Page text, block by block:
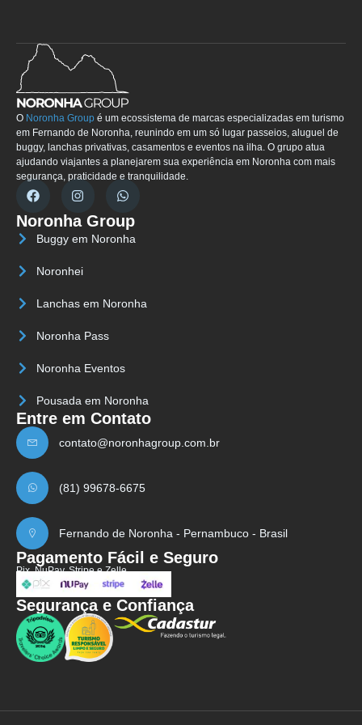
O Noronha Group é um ecossistema de marcas especializadas em turismo
em Fernando de Noronha, reunindo em um só lugar passeios, aluguel de
buggy, lanchas privativas, casamentos e eventos na ilha. O grupo atua
ajudando viajantes a planejarem sua experiência em Noronha com mais
segurança, praticidade e tranquilidade.
Noronha Group
Buggy em Noronha
Noronhei
Lanchas em Noronha
Noronha Pass
Noronha Eventos
Pousada em Noronha
Entre em Contato
contato@noronhagroup.com.br
(81) 99678-6675
Fernando de Noronha - Pernambuco - Brasil
Pagamento Fácil e Seguro
Pix, NuPay, Stripe e Zelle.
Segurança e Confiança